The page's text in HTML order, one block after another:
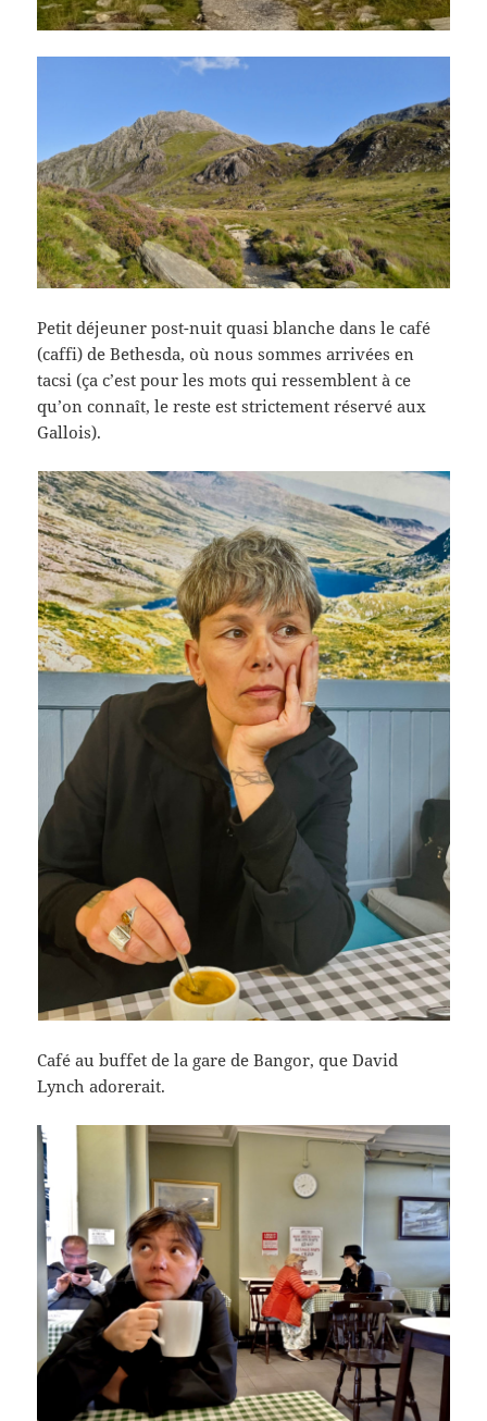
Petit déjeuner post-nuit quasi blanche dans le café
(caffi) de Bethesda, où nous sommes arrivées en
tacsi (ça c’est pour les mots qui ressemblent à ce
qu’on connaît, le reste est strictement réservé aux
Gallois).
Café au buffet de la gare de Bangor, que David
Lynch adorerait.